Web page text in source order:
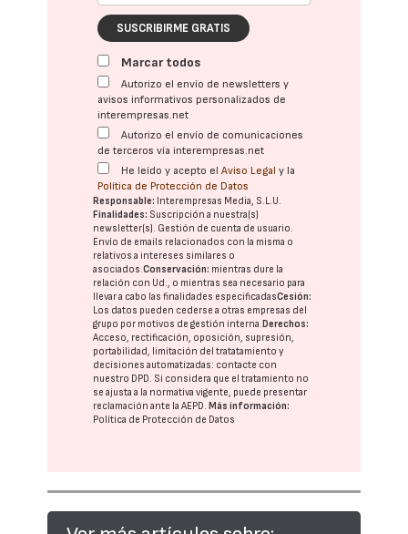
SUSCRIBIRME GRATIS
Marcar todos
Autorizo el envío de newsletters y
avisos informativos personalizados de
interempresas.net
Autorizo el envío de comunicaciones
de terceros vía interempresas.net
He leído y acepto elAviso Legal y la
Política de Protección de Datos
Responsable: Interempresas Media, S.L.U.
Finalidades: Suscripción a nuestra(s)
newsletter(s). Gestión de cuenta de usuario.
Envío de emails relacionados con la misma o
relativos a intereses similares o
asociados.Conservación: mientras dure la
relación con Ud., o mientras sea necesario para
llevar a cabo las finalidades especificadasCesión:
Los datos pueden cederse a otras empresas del
grupo por motivos de gestión interna. Derechos:
Acceso, rectificación, oposición, supresión,
portabilidad, limitación del tratatamiento y
decisiones automatizadas: contacte con
nuestro DPD. Si considera que el tratamiento no
se ajusta a la normativa vigente, puede presentar
reclamación ante laAEPD. Más información:
Política de Protección de Datos